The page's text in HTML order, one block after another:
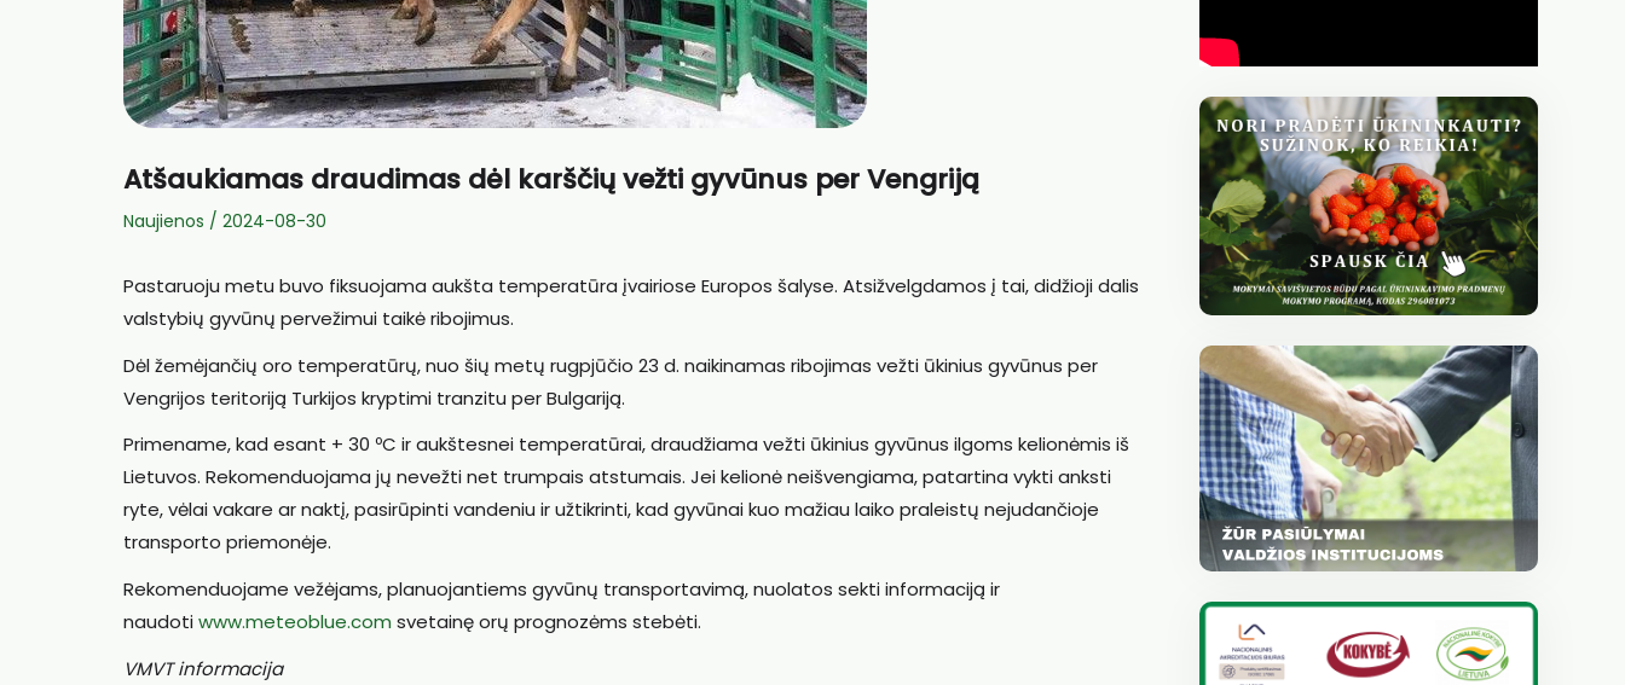
Atšaukiamas draudimas dėl karščių vežti gyvūnus per Vengriją
Naujienos / 2024-08-30
Pastaruoju metu buvo fiksuojama aukšta temperatūra įvairiose Europos šalyse. Atsižvelgdamos į tai, didžioji dalis
valstybių gyvūnų pervežimui taikė ribojimus.
Dėl žemėjančių oro temperatūrų, nuo šių metų rugpjūčio 23 d. naikinamas ribojimas vežti ūkinius gyvūnus per
Vengrijos teritoriją Turkijos kryptimi tranzitu per Bulgariją.
Primename, kad esant + 30 ºC ir aukštesnei temperatūrai, draudžiama vežti ūkinius gyvūnus ilgoms kelionėmis iš
Lietuvos. Rekomenduojama jų nevežti net trumpais atstumais. Jei kelionė neišvengiama, patartina vykti anksti
ryte, vėlai vakare ar naktį, pasirūpinti vandeniu ir užtikrinti, kad gyvūnai kuo mažiau laiko praleistų nejudančioje
transporto priemonėje.
Rekomenduojame vežėjams, planuojantiems gyvūnų transportavimą, nuolatos sekti informaciją ir
naudotiwww.meteoblue.com svetainę orų prognozėms stebėti.
VMVT informacija